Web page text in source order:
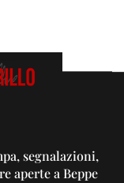
segnalazioni,
aperte a Beppe